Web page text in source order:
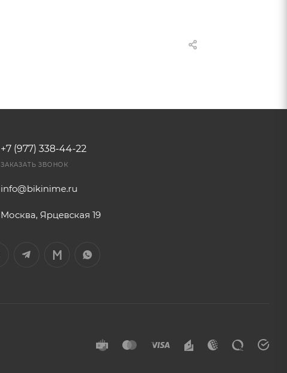
+7 (977) 338-44-22
ЗАКАЗАТЬ ЗВОНОК
info@bikinime.ru
Москва, Ярцевская 19